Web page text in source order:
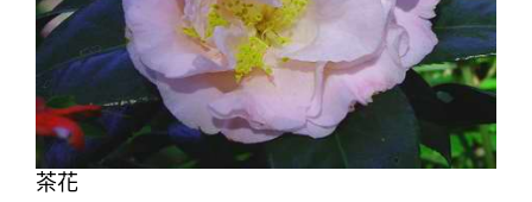
茶花